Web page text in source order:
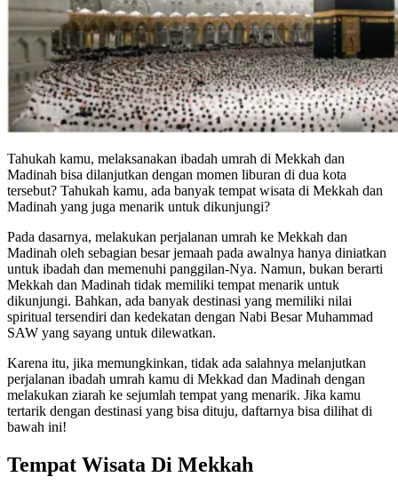
Tahukah kamu, melaksanakan ibadah umrah di Mekkah dan
Madinah bisa dilanjutkan dengan momen liburan di dua kota
tersebut? Tahukah kamu, ada banyak tempat wisata di Mekkah dan
Madinah yang juga menarik untuk dikunjungi?
Pada dasarnya, melakukan perjalanan umrah ke Mekkah dan
Madinah oleh sebagian besar jemaah pada awalnya hanya diniatkan
untuk ibadah dan memenuhi panggilan-Nya. Namun, bukan berarti
Mekkah dan Madinah tidak memiliki tempat menarik untuk
dikunjungi. Bahkan, ada banyak destinasi yang memiliki nilai
spiritual tersendiri dan kedekatan dengan Nabi Besar Muhammad
SAW yang sayang untuk dilewatkan.
Karena itu, jika memungkinkan, tidak ada salahnya melanjutkan
perjalanan ibadah umrah kamu di Mekkad dan Madinah dengan
melakukan ziarah ke sejumlah tempat yang menarik. Jika kamu
tertarik dengan destinasi yang bisa dituju, daftarnya bisa dilihat di
bawah ini!
Tempat Wisata Di Mekkah